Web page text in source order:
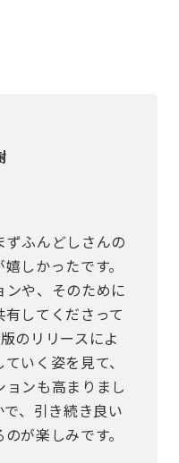
ふんどしさんの
しかったです。
や、そのために
してくださって
のリリースによ
いく姿を見て、
ンも高まりまし
、引き続き良い
が楽しみです。